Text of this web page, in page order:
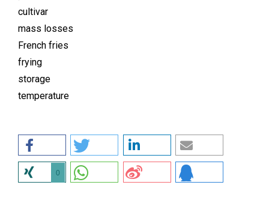
cultivar
mass losses
French fries
frying
storage
temperature
0